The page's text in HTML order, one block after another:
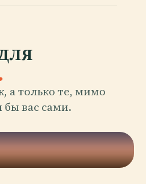
а только те, мимо
вас сами.